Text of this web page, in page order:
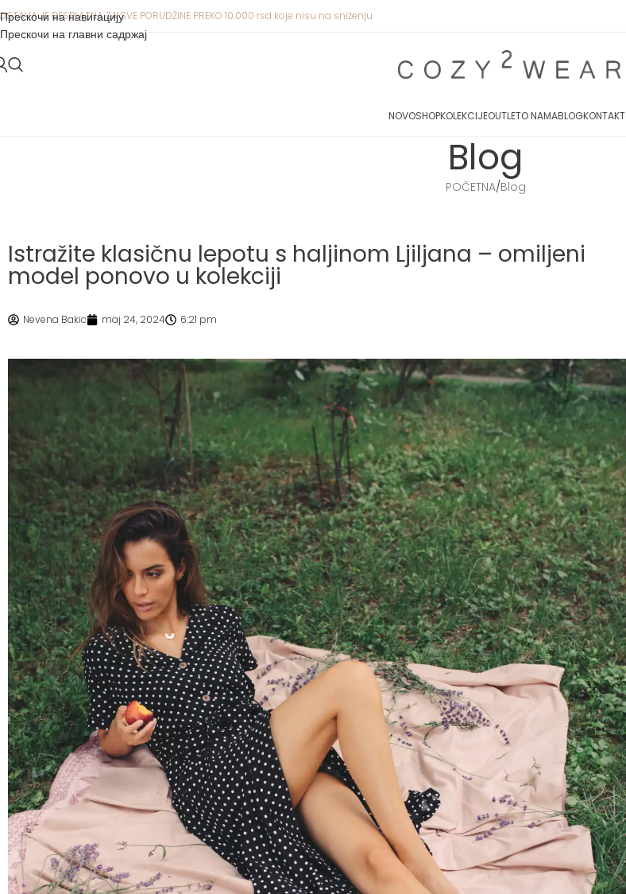
Прескочи на навигацију
Прескочи на главни садржај
JE BESPLATNA ZA SVE PORUDŽINE PREKO 10.000 rsd koje nisu na sniženju
NOVOSHOPKOLEKCIJEOUTLETO NAMABLOGKONTAKT
Blog
POČETNA Blog
Istražite klasičnu lepotu s haljinom Ljiljana – omiljeni
model ponovo u kolekciji
Nevena Bakic maj 24, 2024 6:21 pm